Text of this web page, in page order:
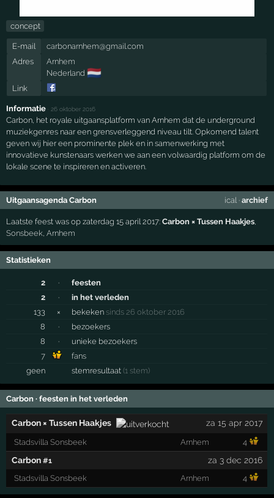
concept
E-mail
carbonarnhem@gmail.com
Adres
Arnhem
Nederland 🇳🇱
Link
Informatie ·26 oktober 2016
Carbon, het royale uitgaansplatform van Arnhem dat de underground
muziekgenres naar een grensverleggend niveau tilt. Opkomend talent
geven wij hier een prominente plek en in samenwerking met
innovatieve kunstenaars werken we aan een volwaardig platform om de
lokale scene te inspireren en activeren.
Uitgaansagenda Carbon ical· archief
Laatste feest was op zaterdag 15 april 2017:Carbon × Tussen Haakjes
Sonsbeek ,Arnhem
Statistieken
2 ·
feesten
2
·
in het verleden
133
× bekeken sinds 26 oktober 2016
8
·
bezoekers
8
·
unieke bezoekers
7
fans
geen
stemresultaat(1 stem)
Carbon · feesten in het verleden
Carbon × Tussen Haakjes za 15 apr 2017
Stadsvilla Sonsbeek Arnhem 4
Carbon #1 za 3 dec 2016
Stadsvilla Sonsbeek Arnhem 4